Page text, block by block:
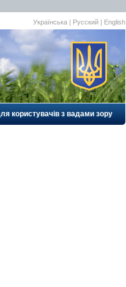
Українська | Русский | English
користувачів з вадами зору